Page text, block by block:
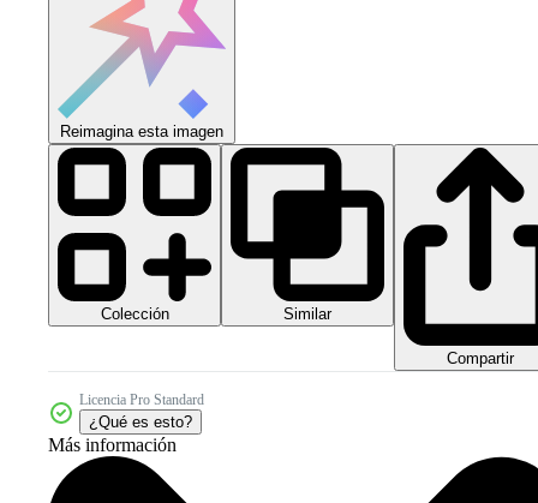
Reimagina esta imagen
Colección Similar
Compartir
Licencia Pro Standard
¿Qué es esto?
Más información